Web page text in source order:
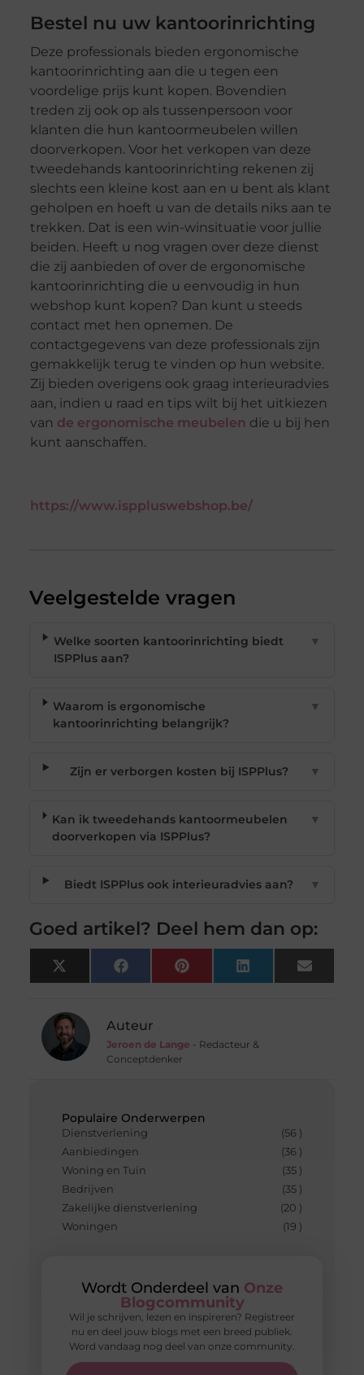
Populaire Onderwerpen
Dienstverlening
(56 )
Aanbiedingen
(36 )
Woning en Tuin
(35 )
Bedrijven
(35 )
Zakelijke dienstverlening
(20 )
Woningen
(19 )
Wordt Onderdeel van Onze
Blogcommunity
Wil je schrijven, lezen en inspireren? Registreer
nu en deel jouw blogs met een breed publiek.
Word vandaag nog deel van onze community.
Bestel nu uw kantoorinrichting
Deze professionals bieden ergonomische
kantoorinrichting aan die u tegen een
voordelige prijs kunt kopen. Bovendien
treden zij ook op als tussenpersoon voor
klanten die hun kantoormeubelen willen
doorverkopen. Voor het verkopen van deze
tweedehands kantoorinrichting rekenen zij
slechts een kleine kost aan en u bent als klant
geholpen en hoeft u van de details niks aan te
trekken. Dat is een win-winsituatie voor jullie
beiden. Heeft u nog vragen over deze dienst
die zij aanbieden of over de ergonomische
kantoorinrichting die u eenvoudig in hun
webshop kunt kopen? Dan kunt u steeds
contact met hen opnemen. De
contactgegevens van deze professionals zijn
gemakkelijk terug te vinden op hun website.
Zij bieden overigens ook graag interieuradvies
aan, indien u raad en tips wilt bij het uitkiezen
van de ergonomische meubelen die u bij hen
kunt aanschaffen.
https://www.isppluswebshop.be/
Veelgestelde vragen
Welke soorten kantoorinrichting biedt
ISPPlus aan?
▼
Waarom is ergonomische
kantoorinrichting belangrijk?
▼
Zijn er verborgen kosten bij ISPPlus? ▼
Kan ik tweedehands kantoormeubelen
doorverkopen via ISPPlus?
▼
Biedt ISPPlus ook interieuradvies aan? ▼
Goed artikel? Deel hem dan op:
X
(Twitter)
FacebookPinterest LinkedIn Email
Auteur
Jeroen de Lange - Redacteur &
Conceptdenker